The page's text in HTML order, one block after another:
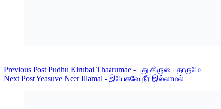
Previous Post Pudhu Kirubai Thaarumae - புது கிருபை தாருமே
Next PostYeasuve Neer Illamal - இயேசுவே நீர் இல்லாமல்